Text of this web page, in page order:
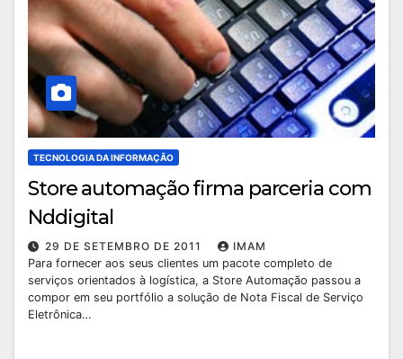
TECNOLOGIA DA INFORMAÇÃO
Store automação firma parceria com
Nddigital
29 DE SETEMBRO DE 2011
IMAM
Para fornecer aos seus clientes um pacote completo de
serviços orientados à logística, a Store Automação passou a
compor em seu portfólio a solução de Nota Fiscal de Serviço
Eletrônica…